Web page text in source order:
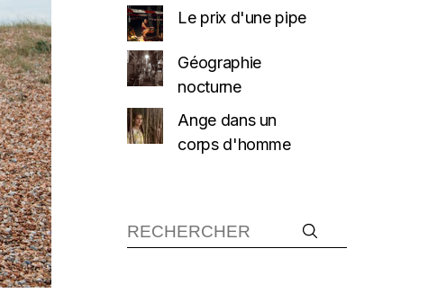
Le prix d'une pipe
Géographie
nocturne
Ange dans un
corps d'homme
Recherche :